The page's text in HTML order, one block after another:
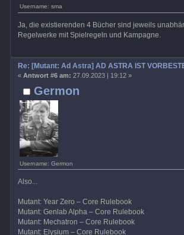
Username: sma
Ja, die existierenden 4 Bücher sind jeweils
Regelwerke mit Spielregeln und Kampagne.
Germon
Username: Germon
Re: [Mutant: Ad Astra] AD ASTRA IST
« Antwort #6 am: 27.09.2023 | 19:12 »
Also...
Mutant: Year Zero – Core Rulebook
Mutant: Genlab Alpha – Core Rulebook
Mutant: Mechatron – Core Rulebook
Mutant: Elysium – Core Rulebook